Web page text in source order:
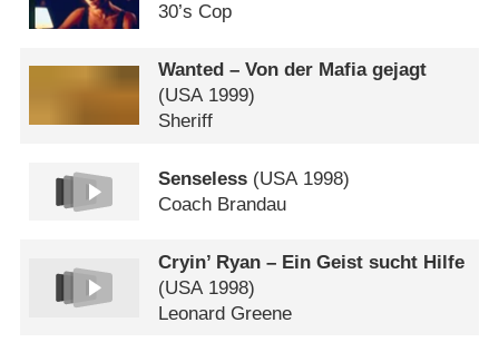
30’s Cop
Wanted – Von der Mafia gejagt
(USA1999)
Sheriff
Senseless (USA1998)
Coach Brandau
Cryin’ Ryan – Ein Geist sucht Hilfe
(USA1998)
Leonard Greene